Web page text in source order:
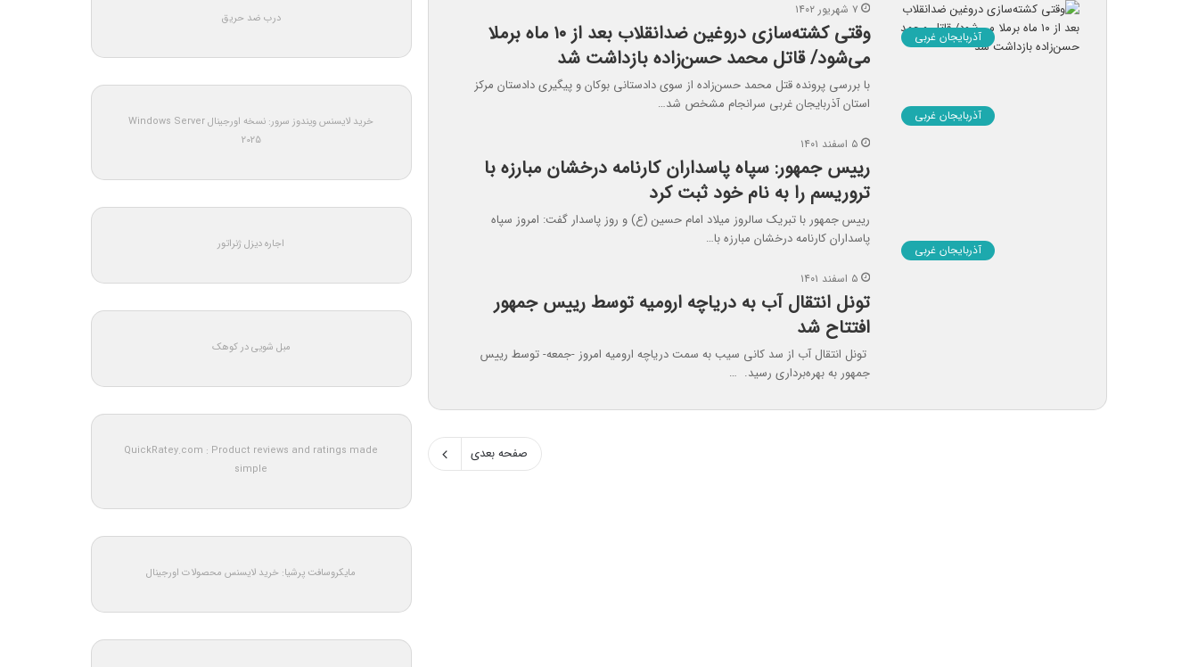
آذربایجان غربی
۷ شهریور ۱۴۰۲
وقتی کشته‌سازی دروغین ضدانقلاب بعد از ۱۰ ماه برملا
می‌شود/ قاتل محمد حسن‌زاده بازداشت شد
با بررسی پرونده قتل محمد حسن‌زاده از سوی دادستانی بوکان و پیگیری دادستان مرکز
استان آذربایجان غربی سرانجام مشخص شد…
آذربایجان غربی
۵ اسفند ۱۴۰۱
رییس جمهور: سپاه پاسداران کارنامه درخشان مبارزه با
تروریسم را به نام خود ثبت کرد
رییس جمهور با تبریک سالروز میلاد امام حسین (ع) و روز پاسدار گفت: امروز سپاه
پاسداران کارنامه درخشان مبارزه با…
آذربایجان غربی
۵ اسفند ۱۴۰۱
تونل انتقال آب به دریاچه ارومیه توسط رییس جمهور
افتتاح شد
تونل انتقال آب از سد کانی سیب به سمت دریاچه ارومیه امروز -جمعه- توسط رییس
جمهور به بهره‌برداری رسید. …
صفحه بعدی
درب ضد حریق
خرید لایسنس ویندوز سرور: نسخه اورجینال Windows Server
2025
اجاره دیزل ژنراتور
مبل شویی در کوهک
QuickRatey.com : Product reviews and ratings made
simple
مایکروسافت پرشیا: خرید لایسنس محصولات اورجینال